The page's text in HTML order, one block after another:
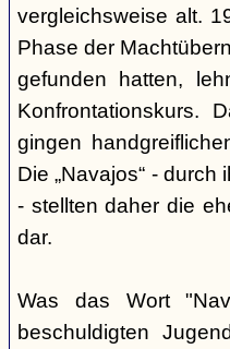
vergleichsweise alt.
Phase der
gefunden hatten,
Konfrontationskurs.
gingen
Die „Navajos“ -
- stellten daher die
dar.
Was das Wort
beschuldigten